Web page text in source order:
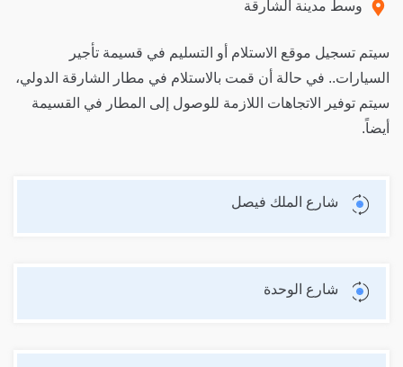
وسط مدينة الشارقة
سيتم تسجيل موقع الاستلام أو التسليم في قسيمة تأجير
السيارات.. في حالة أن قمت بالاستلام في مطار الشارقة الدولي،
سيتم توفير الاتجاهات اللازمة للوصول إلى المطار في القسيمة
أيضاً.
شارع الملك فيصل
شارع الوحدة